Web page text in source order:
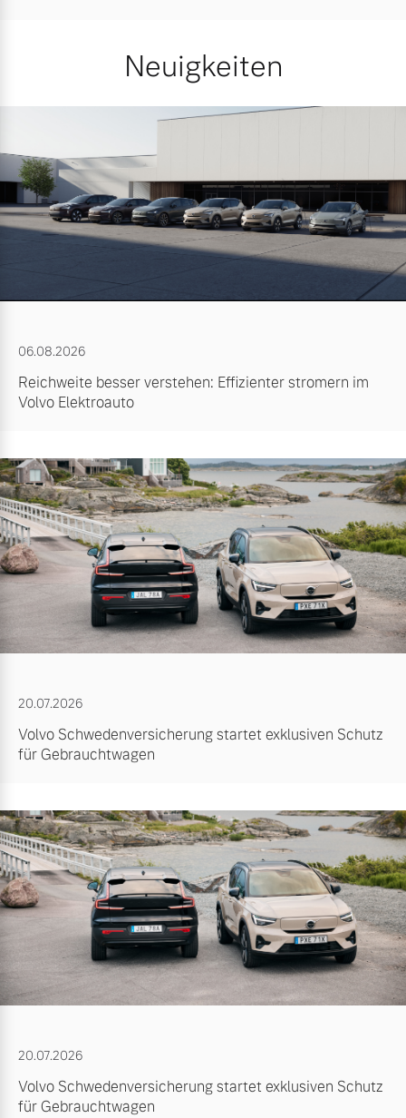
Neuigkeiten
06.08.2026
Reichweite besser verstehen: Effizienter stromern im
Volvo Elektroauto
20.07.2026
Volvo Schwedenversicherung startet exklusiven Schutz
für Gebrauchtwagen
20.07.2026
Volvo Schwedenversicherung startet exklusiven Schutz
für Gebrauchtwagen